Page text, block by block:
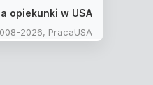
opiekunki w USA
2026, PracaUSA